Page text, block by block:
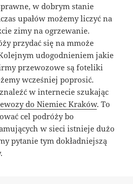
w dobrym stanie
upałów możemy liczyć na
zimy na ogrzewanie.
przydać się na mmoże
udogodnieniem jakie
przewozowe są foteliki
wcześniej poprosić.
w internecie szukając
do Niemiec Kraków. To
cel podróży bo
w sieci istnieje dużo
pytanie tym dokładniejszą